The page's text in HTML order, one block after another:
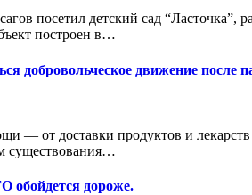
посетил детский сад “Ласточка”,
построен в…
добровольческое движение после
от доставки продуктов и
существования…
дороже.